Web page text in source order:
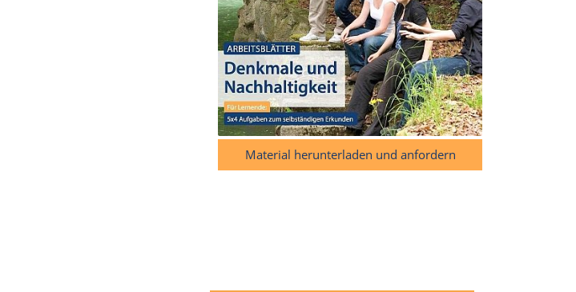
Material herunterladen und anfordern